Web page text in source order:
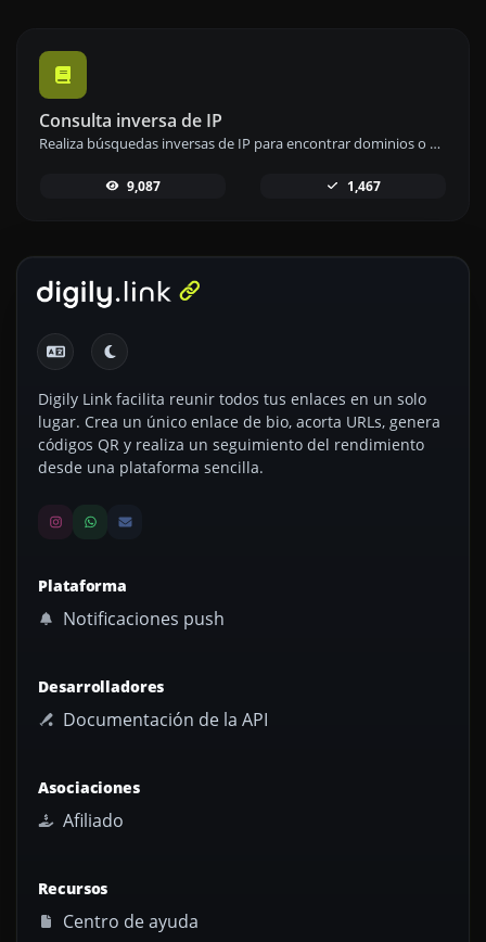
Consulta inversa de IP
Realiza búsquedas inversas de IP para encontrar dominios o anfitriones asociados a cualquier dirección IP.
9,087 1,467
Digily Link facilita reunir todos tus enlaces en un solo
lugar. Crea un único enlace de bio, acorta URLs, genera
códigos QR y realiza un seguimiento del rendimiento
desde una plataforma sencilla.
Plataforma
Notificaciones push
Desarrolladores
Documentación de la API
Asociaciones
Afiliado
Recursos
Centro de ayuda